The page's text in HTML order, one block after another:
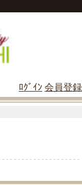
ﾛｸﾞｲﾝ 会員登録